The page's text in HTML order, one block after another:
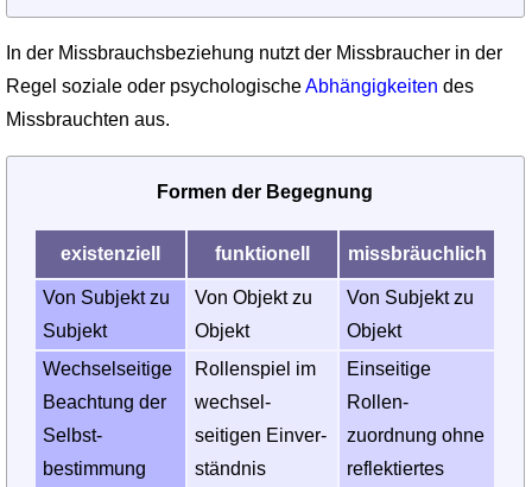
In der Missbrauchsbeziehung nutzt der Missbraucher in der
Regel soziale oder psychologischeAbhängigkeiten des
Missbrauchten aus.
Formen der Begegnung
existenziell funktionell missbräuchlich
Von Subjekt zu
Subjekt
Von Objekt zu
Objekt
Von Subjekt zu
Objekt
Wechsel­seitige
Beachtung der
Selbst­
bestimmung
Rollenspiel im
wechsel­
seitigen Einver­
ständnis
Einseitige
Rollen­
zuordnung ohne
reflektiertes